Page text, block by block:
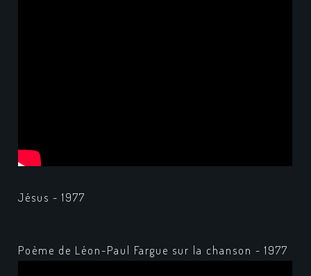
Jésus - 1977
Poème de Léon-Paul Fargue sur la chanson - 1977